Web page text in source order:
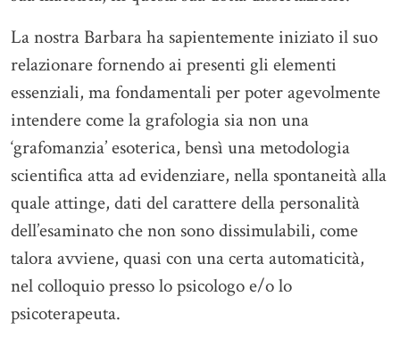
La nostra Barbara ha sapientemente iniziato il suo
relazionare fornendo ai presenti gli elementi
essenziali, ma fondamentali per poter agevolmente
intendere come la grafologia sia non una
‘grafomanzia’ esoterica, bensì una metodologia
scientifica atta ad evidenziare, nella spontaneità alla
quale attinge, dati del carattere della personalità
dell’esaminato che non sono dissimulabili, come
talora avviene, quasi con una certa automaticità,
nel colloquio presso lo psicologo e/o lo
psicoterapeuta.